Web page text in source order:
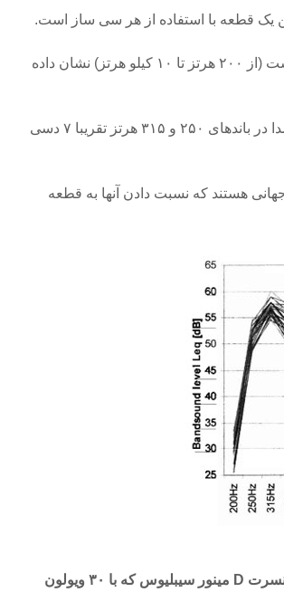
تنها باندهایی که نواختنشان توسط ویولون خوشایند است (از ۲۰۰ هرتز تا ۱۰ کیلو هرتز) نشان داده
همانطور که مشاهده می کنیم، پهنای فاکتور بلندی صدا در باندهای ۲۵۰ و ۳۱۵ هرتز تقریبا ۷ دسی
هستند که نسبت دادن آنها به قطعه
نمودار ۲: طیف باندی ۳/۱ اکتاو گزیده یک دقیقه ای کنسرت D مینور سیبلیوس که با ۳۰ ویولون